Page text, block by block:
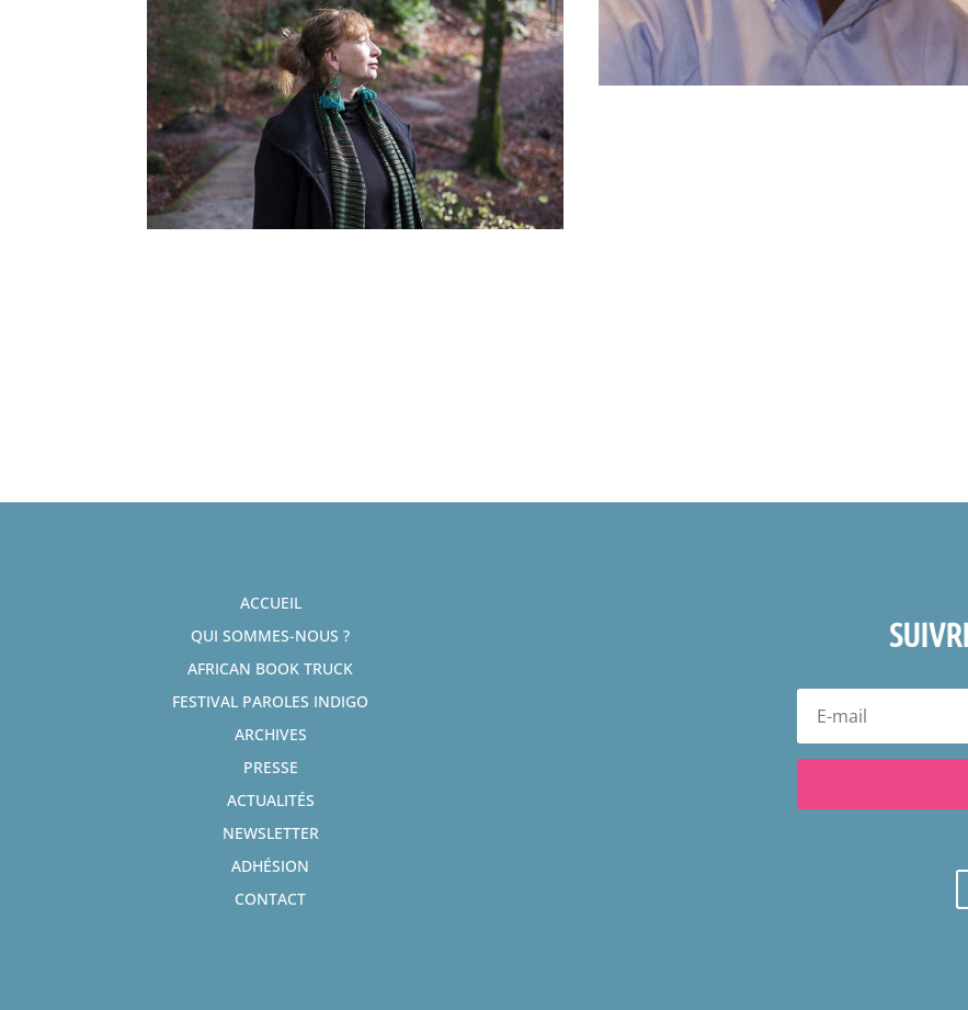
ACCUEIL
QUI SOMMES-NOUS ?
AFRICAN BOOK TRUCK
FESTIVAL PAROLES INDIGO
ARCHIVES
PRESSE
ACTUALITÉS
NEWSLETTER
ADHÉSION
CONTACT